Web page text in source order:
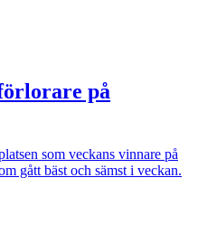
på
som veckans vinnare på
gått bäst och sämst i veckan.